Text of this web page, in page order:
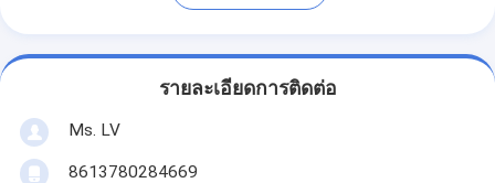
รายละเอียดการติดต่อ
Ms. LV
8613780284669